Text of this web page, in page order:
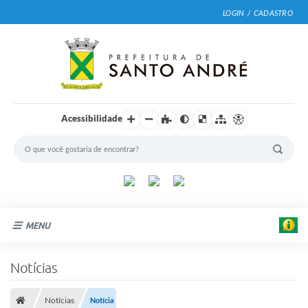
LOGIN / CADASTRO
Acessibilidade
MENU
Notícias
Notícias Notícia